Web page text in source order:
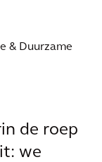
& Duurzame
de roep
we